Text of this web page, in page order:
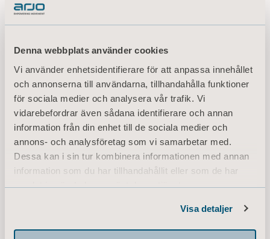
Denna webbplats använder cookies
Vi använder enhetsidentifierare för att anpassa innehållet
och annonserna till användarna, tillhandahålla funktioner
för sociala medier och analysera vår trafik. Vi
vidarebefordrar även sådana identifierare och annan
information från din enhet till de sociala medier och
annons- och analysföretag som vi samarbetar med.
Dessa kan i sin tur kombinera informationen med annan
information som du har tillhandahållit eller som de har
samlat in när du har använt deras tjänster.
Visa detaljer